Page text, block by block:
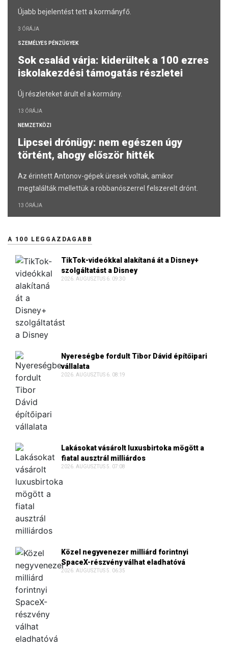
Újabb bejelentést tett a kormányfő.
3 ÓRÁJA
SZEMÉLYES PÉNZÜGYEK
Sok család várja: kiderültek a 100 ezres
iskolakezdési támogatás részletei
Új részleteket árult el a kormány.
13 ÓRÁJA
NEMZETKÖZI
Lipcsei drónügy: nem egészen úgy
történt, ahogy először hitték
Az érintett Antonov-gépek üresek voltak, amikor
megtalálták mellettük a robbanószerrel felszerelt drónt.
13 ÓRÁJA
A 100 LEGGAZDAGABB
TikTok-videókkal alakítaná át a Disney+
szolgáltatást a Disney
2026. AUGUSZTUS 6. 09:30
Nyereségbe fordult Tibor Dávid építőipari
vállalata
2026. AUGUSZTUS 6. 08:19
Lakásokat vásárolt luxusbirtoka mögött a
fiatal ausztrál milliárdos
2026. AUGUSZTUS 5. 07:08
Közel negyvenezer milliárd forintnyi
SpaceX-részvény válhat eladhatóvá
2026. AUGUSZTUS 5. 06:35